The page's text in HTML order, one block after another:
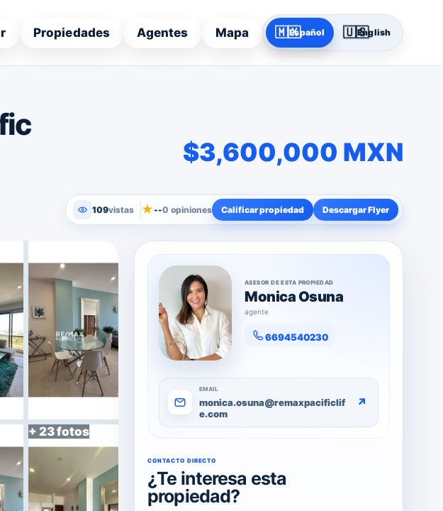
Propiedades Agentes Mapa 🇲🇽Español 🇺🇸English
109vistas ★--0 opiniones Calificar propiedad Descargar Flyer
$3,600,000 MXN
+ 23 fotos
ASESOR DE ESTA PROPIEDAD
Monica Osuna
agente
6694540230
EMAIL
monica.osuna@remaxpacificlif
e.com
↗
CONTACTO DIRECTO
¿Te interesa esta
propiedad?